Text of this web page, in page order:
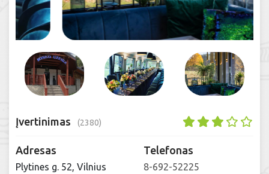
Įvertinimas (2380)
Adresas
Plytines g. 52, Vilnius
Telefonas
8-692-52225